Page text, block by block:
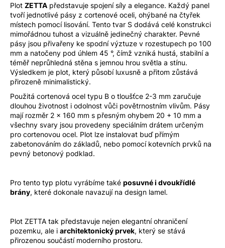
Plot ZETTA představuje spojení síly a elegance. Každý panel
tvoří jednotlivé pásy z cortenové oceli, ohýbané na čtyřek
místech pomocí lisování. Tento tvar S dodává celé konstrukci
mimořádnou tuhost a vizuálně jedinečný charakter. Pevné
pásy jsou přivařeny ke spodní výztuze v rozestupech po 100
mm a natočeny pod úhlem 45 °, čímž vzniká hustá, stabilní a
téměř neprůhledná stěna s jemnou hrou světla a stínu.
Výsledkem je plot, který působí luxusně a přitom zůstává
přirozeně minimalistický.
Použitá cortenová ocel typu B o tloušťce 2-3 mm zaručuje
dlouhou životnost i odolnost vůči povětrnostním vlivům. Pásy
mají rozměr 2 × 160 mm s přesným ohybem 20 + 10 mm a
všechny svary jsou provedeny speciálním drátem určeným
pro cortenovou ocel. Plot lze instalovat buď přímým
zabetonováním do základů, nebo pomocí kotevních prvků na
pevný betonový podklad.
Pro tento typ plotu vyrábíme také posuvné i dvoukřídlé
brány, které dokonale navazují na design lamel.
Plot ZETTA tak představuje nejen elegantní ohraničení
pozemku, ale i architektonický prvek, který se stává
přirozenou součástí moderního prostoru.